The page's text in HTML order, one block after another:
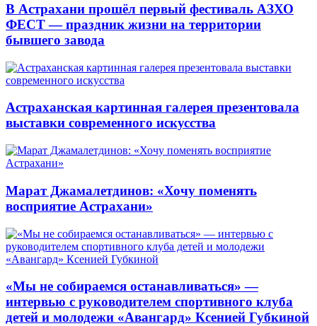
В Астрахани прошёл первый фестиваль АЗХО
ФЕСТ — праздник жизни на территории
бывшего завода
Астраханская картинная галерея презентовала
выставки современного искусства
Марат Джамалетдинов: «Хочу поменять
восприятие Астрахани»
«Мы не собираемся останавливаться» —
интервью с руководителем спортивного клуба
детей и молодежи «Авангард» Ксенией Губкиной